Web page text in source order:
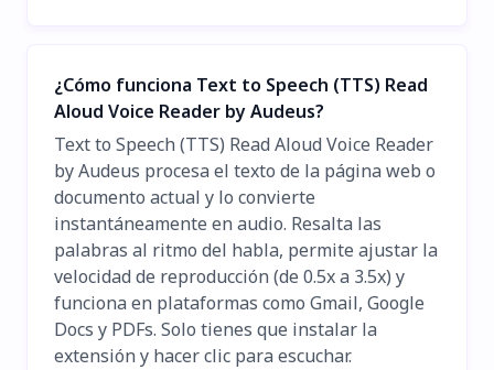
¿Cómo funciona Text to Speech (TTS) Read
Aloud Voice Reader by Audeus?
Text to Speech (TTS) Read Aloud Voice Reader
by Audeus procesa el texto de la página web o
documento actual y lo convierte
instantáneamente en audio. Resalta las
palabras al ritmo del habla, permite ajustar la
velocidad de reproducción (de 0.5x a 3.5x) y
funciona en plataformas como Gmail, Google
Docs y PDFs. Solo tienes que instalar la
extensión y hacer clic para escuchar.